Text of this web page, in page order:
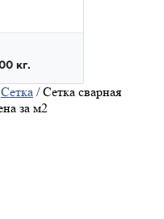
Сетка / Сетка сварная
за м2